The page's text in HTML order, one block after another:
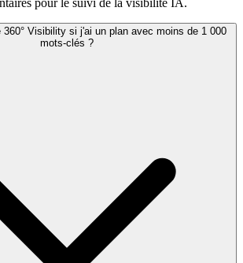
pour le suivi de la visibilité IA.
360° Visibility si j'ai un plan avec moins de 1 000
mots-clés ?